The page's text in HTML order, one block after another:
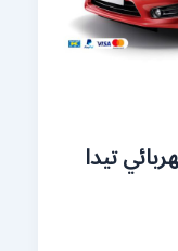
ورشة كهربائي تيدا